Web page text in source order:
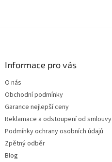
Informace pro vás
O nás
Obchodní podmínky
Garance nejlepší ceny
Reklamace a odstoupení od smlouvy
Podmínky ochrany osobních údajů
Zpětný odběr
Blog